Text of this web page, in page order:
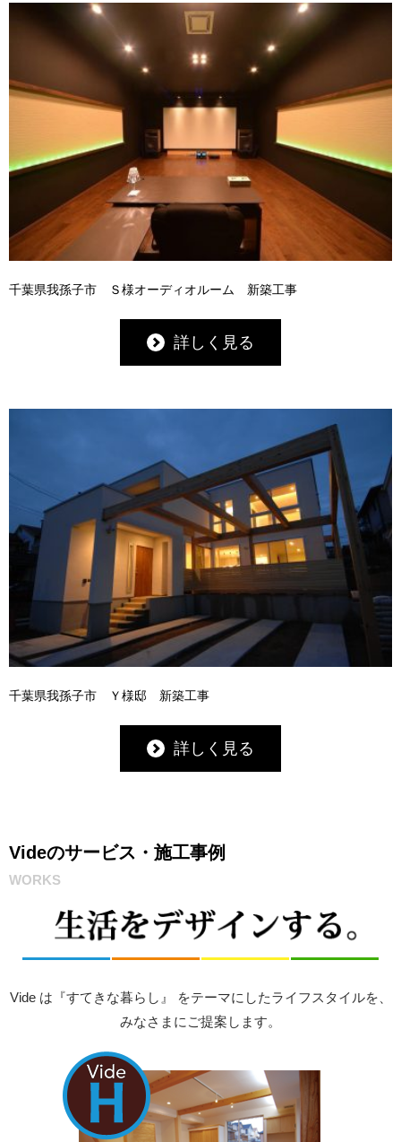
千葉県我孫子市 Ｓ様オーディオルーム 新築工事
詳しく見る
千葉県我孫子市 Ｙ様邸 新築工事
詳しく見る
Videのサービス・施工事例
WORKS
Vide は『すてきな暮らし』 をテーマにしたライフスタイルを、
みなさまにご提案します。